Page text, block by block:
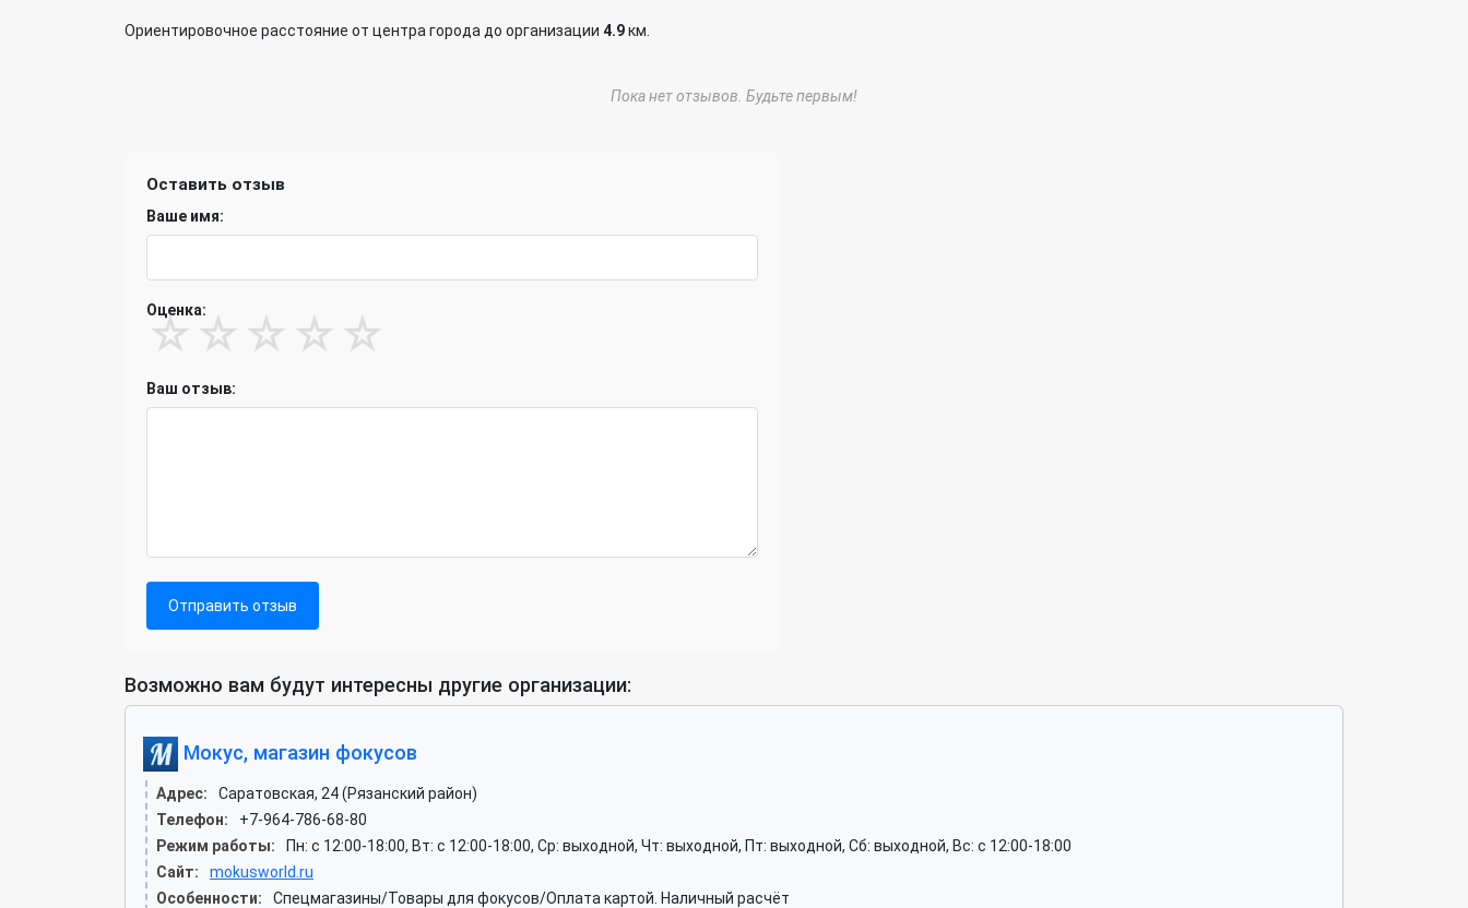
Ориентировочное расстояние от центра города до организации 4.9км.
Пока нет отзывов. Будьте первым!
Оставить отзыв
Ваше имя:
Оценка:
☆ ☆ ☆ ☆ ☆
Ваш отзыв:
Отправить отзыв
Возможно вам будут интересны другие организации:
Мокус, магазин фокусов
Адрес:
Саратовская, 24 (Рязанский район)
Телефон:
+7-964-786-68-80
Режим работы:
Пн: c 12:00-18:00, Вт: c 12:00-18:00, Ср: выходной, Чт: выходной, Пт: выходной, Сб: выходной, Вс: c 12:00-18:00
Сайт:
mokusworld.ru
Особенности:
Спецмагазины/Товары для фокусов/Оплата картой. Наличный расчёт